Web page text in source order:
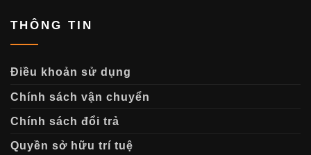
THÔNG TIN
Điều khoản sử dụng
Chính sách vận chuyển
Chính sách đổi trả
Quyền sở hữu trí tuệ